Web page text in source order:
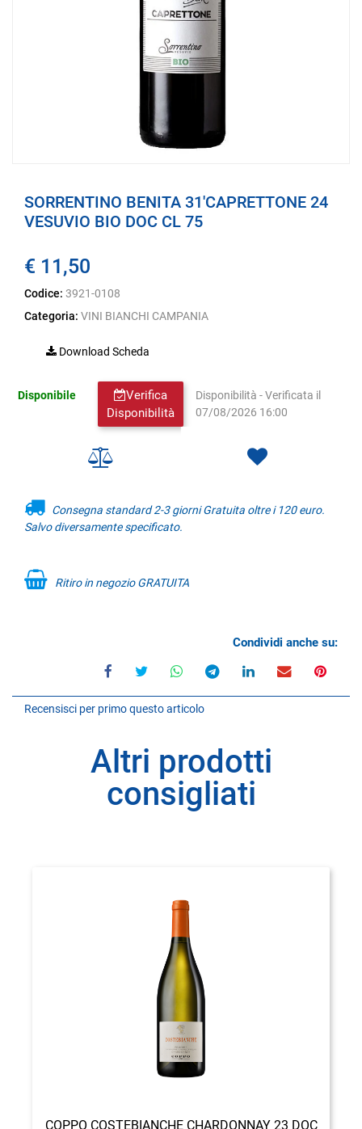
SORRENTINO BENITA 31'CAPRETTONE 24
VESUVIO BIO DOC CL 75
€ 11,50
Codice: 3921-0108
Categoria: VINI BIANCHI CAMPANIA
Download Scheda
Verifica
Disponibilità
Disponibile
Disponibilità - Verificata il
07/08/2026 16:00
Consegna standard 2-3 giorni Gratuita oltre i 120 euro.
Salvo diversamente specificato.
Ritiro in negozio GRATUITA
Condividi anche su:
Recensisci per primo questo articolo
Altri prodotti
consigliati
COPPO COSTEBIANCHE CHARDONNAY 23 DOC